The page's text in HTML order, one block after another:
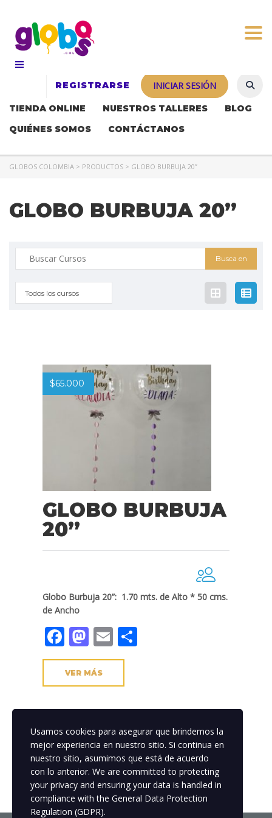
REGISTRARSE INICIAR SESIÓN
TIENDA ONLINE NUESTROS TALLERES
BLOG
QUIÉNES SOMOS
CONTÁCTANOS
GLOBOS COLOMBIA > PRODUCTOS > GLOBO BURBUJA 20”
GLOBO BURBUJA 20”
Buscar:
Todos los cursos
$65.000
GLOBO BURBUJA
20”
Globo Burbuja 20”: 1.70 mts. de Alto * 50 cms.
de Ancho
Facebook
Mastodon
Email
VER MÁS
Usamos cookies para asegurar que brindemos la
mejor experiencia en nuestro sitio. Si continua en
nuestro sitio, asumimos que está de acuerdo
con lo anterior. We are committed to protecting
your privacy and ensuring your data is handled in
compliance with the General Data Protection
Regulation (GDPR).